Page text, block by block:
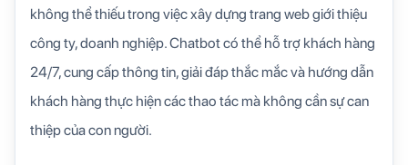
không thể thiếu trong việc xây dựng trang web giới thiệu
công ty, doanh nghiệp. Chatbot có thể hỗ trợ khách hàng
24/7, cung cấp thông tin, giải đáp thắc mắc và hướng dẫn
khách hàng thực hiện các thao tác mà không cần sự can
thiệp của con người.